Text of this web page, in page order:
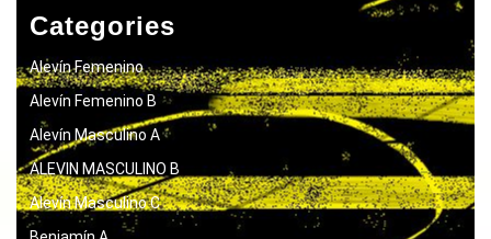
Categories
Alevín Femenino
Alevín Femenino B
Alevín Masculino A
ALEVIN MASCULINO B
Alevín Masculino C